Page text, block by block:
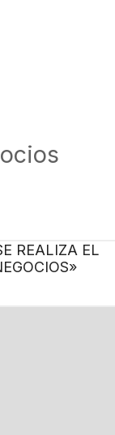
REALIZA EL